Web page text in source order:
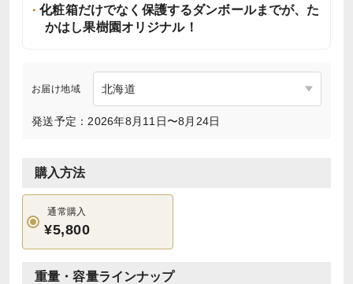
化粧箱だけでなく保護するダンボールまでが、た
かはし果樹園オリジナル！
お届け地域
発送予定：2026年8月11日〜8月24日
購入方法
通常購入
¥5,800
重量・容量ラインナップ